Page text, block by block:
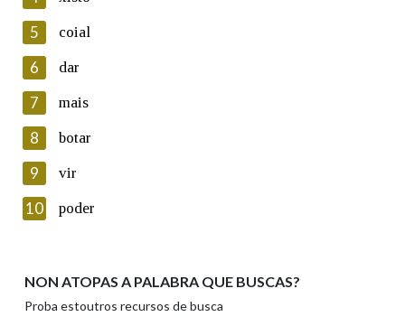
Lin e acepto as condicións da política de
Introduce o código que aparece na imaxe:
Texto de verificación
Enviar
5 coial
6 dar
7 mais
8 botar
9 vir
10 poder
NON ATOPAS A PALABRA QUE BUSCAS?
Proba estoutros recursos de busca